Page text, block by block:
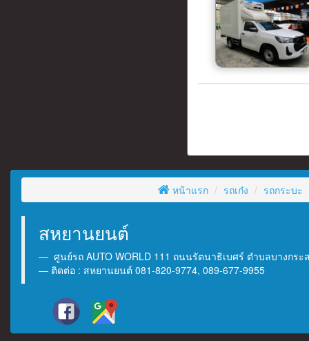
หน้าแรก รถเก๋ง รถกระบะ
สหยานยนต์
ศูนย์รถ AUTO WORLD 111 ถนนรัตนาธิเบศร์ ตำบลบางกร
ติดต่อ : สหยานยนต์ 081-820-9774, 089-677-9955